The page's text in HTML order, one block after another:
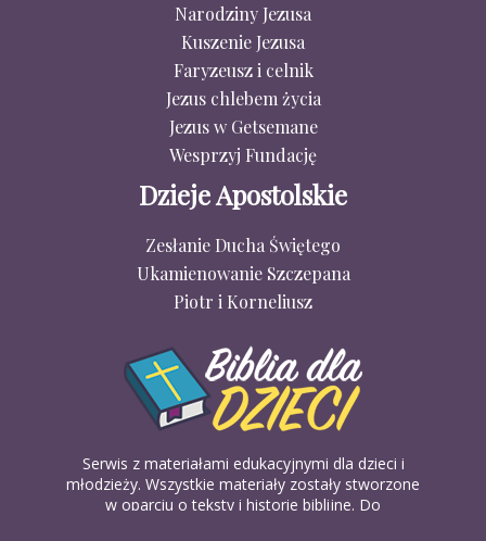
Narodziny Jezusa
Kuszenie Jezusa
Faryzeusz i celnik
Jezus chlebem życia
Jezus w Getsemane
Wesprzyj Fundację
Dzieje Apostolskie
Zesłanie Ducha Świętego
Ukamienowanie Szczepana
Piotr i Korneliusz
Serwis z materiałami edukacyjnymi dla dzieci i
młodzieży. Wszystkie materiały zostały stworzone
w oparciu o teksty i historie biblijne. Do